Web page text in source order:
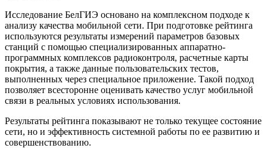
Исследование БелГИЭ основано на комплексном подходе к
анализу качества мобильной сети. При подготовке рейтинга
используются результаты измерений параметров базовых
станций с помощью специализированных аппаратно-
программных комплексов радиоконтроля, расчетные карты
покрытия, а также данные пользовательских тестов,
выполненных через специальное приложение. Такой подход
позволяет всесторонне оценивать качество услуг мобильной
связи в реальных условиях использования.
Результаты рейтинга показывают не только текущее состояние
сети, но и эффективность системной работы по ее развитию и
совершенствованию.